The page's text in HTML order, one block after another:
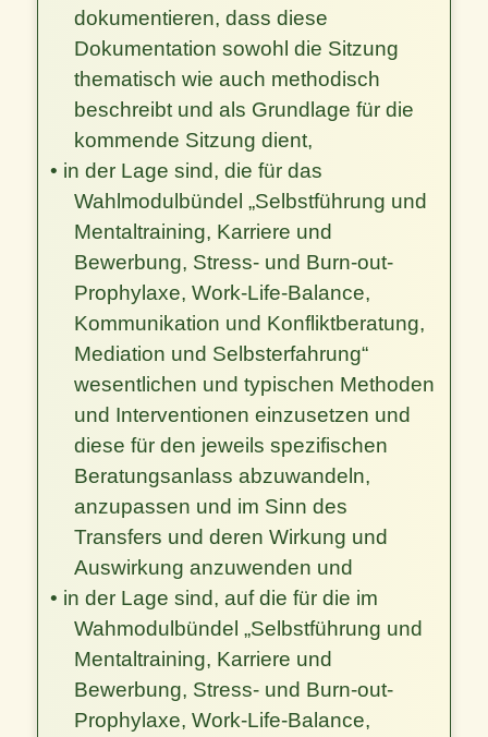
dokumentieren, dass diese
Dokumentation sowohl die Sitzung
thematisch wie auch methodisch
beschreibt und als Grundlage für die
kommende Sitzung dient,
• in der Lage sind, die für das
Wahlmodulbündel „Selbstführung und
Mentaltraining, Karriere und
Bewerbung, Stress- und Burn-out-
Prophylaxe, Work-Life-Balance,
Kommunikation und Konfliktberatung,
Mediation und Selbsterfahrung“
wesentlichen und typischen Methoden
und Interventionen einzusetzen und
diese für den jeweils spezifischen
Beratungsanlass abzuwandeln,
anzupassen und im Sinn des
Transfers und deren Wirkung und
Auswirkung anzuwenden und
• in der Lage sind, auf die für die im
Wahmodulbündel „Selbstführung und
Mentaltraining, Karriere und
Bewerbung, Stress- und Burn-out-
Prophylaxe, Work-Life-Balance,